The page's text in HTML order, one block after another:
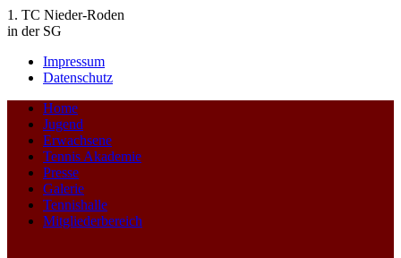
1. TC Nieder-Roden
in der SG
Impressum
Datenschutz
Home
Jugend
Erwachsene
Tennis Akademie
Presse
Galerie
Tennishalle
Mitgliederbereich